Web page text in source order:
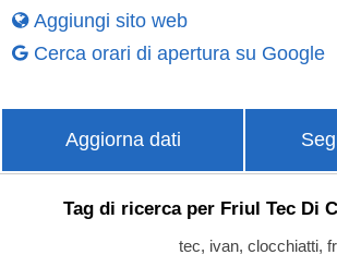
Aggiungi sito web
Cerca orari di apertura su Google
Aggiorna dati
Tag di ricerca per Friul Tec Di
tec, ivan, clocchiatti,